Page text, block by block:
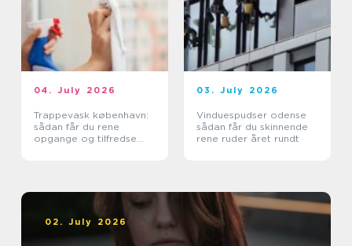
04. July 2026
Trappevask københavn:
sådan får du rene
opgange og tilfredse
03. July 2026
Vinduespudser odense
sådan får du skinnende
rene ruder året rundt
02. July 2026